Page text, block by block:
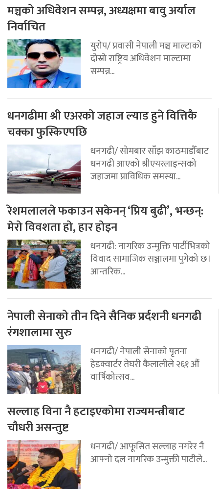
मञ्चको अधिवेशन सम्पन्न, अध्यक्षमा बावु अर्याल
निर्वाचित
युरोप/ प्रवासी नेपाली मञ्च माल्टाको
दोस्रो राष्ट्रिय अधिवेशन माल्टामा
सम्पन्न...
धनगढीमा श्री एअरको जहाज ल्याड हुने वित्तिकै
चक्का फुस्किएपछि
धनगढी/ सोमबार साँझ काठमाडौँबाट
धनगढी आएको श्रीएयरलाइन्सको
जहाजमा प्राविधिक समस्या...
रेशमलालले फकाउन सकेनन् ‘प्रिय बुढी’, भन्छन्:
मेरो विवशता हो, हार होइन
धनगढी: नागरिक उन्मुक्ति पार्टीभित्रको
विवाद सामाजिक सञ्जालमा पुगेको छ।
आन्तरिक...
नेपाली सेनाको तीन दिने सैनिक प्रर्दशनी धनगढी
रंगशालामा सुरु
धनगढी/ नेपाली सेनाको पृतना
हेडक्वार्टर तेघरी कैलालीले २६१ औं
वार्षिकोत्सव...
सल्लाह विना नै हटाइएकोमा राज्यमन्त्रीबाट
चौधरी असन्तुष्ट
धनगढी/ आफूसित सल्लाह नगरेर नै
आफ्नो दल नागरिक उन्मुक्ती पाटीले...